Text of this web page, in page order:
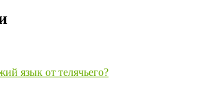
язык от телячьего?